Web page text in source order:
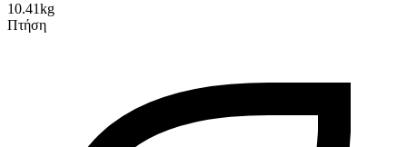
10.41kg
Πτήση